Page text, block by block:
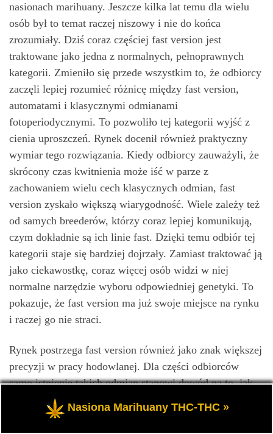
nasionach marihuany. Jeszcze kilka lat temu dla wielu
osób był to temat raczej niszowy i nie do końca
zrozumiały. Dziś coraz częściej fast version jest
traktowane jako jedna z normalnych, pełnoprawnych
kategorii. Zmieniło się przede wszystkim to, że odbiorcy
zaczęli lepiej rozumieć różnicę między fast version,
automatami i klasycznymi odmianami
fotoperiodycznymi. To pozwoliło tej kategorii wyjść z
cienia uproszczeń. Rynek docenił również praktyczny
wymiar tego rozwiązania. Kiedy odbiorcy zauważyli, że
skrócony czas kwitnienia może iść w parze z
zachowaniem wielu cech klasycznych odmian, fast
version zyskało większą wiarygodność. Wiele zależy też
od samych breederów, którzy coraz lepiej komunikują,
czym dokładnie są ich linie fast. Dzięki temu odbiór tej
kategorii staje się bardziej dojrzały. Zamiast traktować ją
jako ciekawostkę, coraz więcej osób widzi w niej
normalne narzędzie wyboru odpowiedniej genetyki. To
pokazuje, że fast version ma już swoje miejsce na rynku
i raczej go nie straci.
Rynek postrzega fast version również jako znak większej
precyzji w pracy hodowlanej. Dla części odbiorców
samo istnienie takich odmian stanowi dowód na to, jak
daleko zaszły możliwości selekcji i stabilizacji
konkretnych cech. To ważne, ponieważ pokazuje, że
Nasiona Marihuany THC-THC »